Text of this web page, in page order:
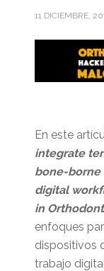
11 DICIEMBRE,
En este
integrate
bone-borne
digital
in
enfoques
dispositivos
trabajo